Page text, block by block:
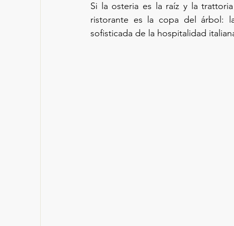
Si la osteria es la raíz y la
ristorante es la copa del árbol:
sofisticada de la hospitalidad